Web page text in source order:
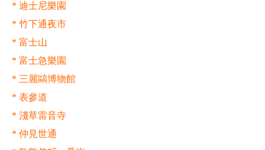
* 迪士尼樂園
* 竹下通夜市
* 富士山
* 富士急樂園
* 三麗鷗博物館
* 表參道
* 淺草雷音寺
* 仲見世通